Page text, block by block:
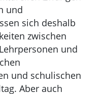
und
sich deshalb
zwischen
und
und schulischen
Aber auch